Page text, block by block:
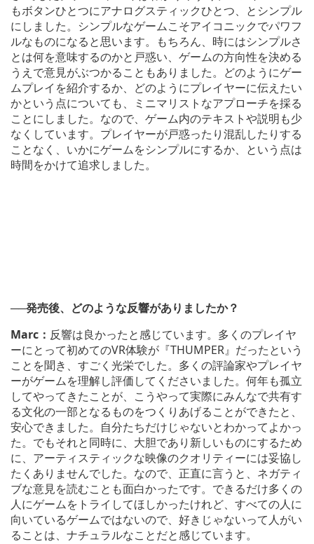
もボタンひとつにアナログスティックひとつ、とシンプル
にしました。シンプルなゲームこそアイコニックでパワフ
ルなものになると思います。もちろん、時にはシンプルさ
とは何を意味するのかと戸惑い、ゲームの方向性を決める
うえで意見がぶつかることもありました。どのようにゲー
ムプレイを紹介するか、どのようにプレイヤーに伝えたい
かという点についても、ミニマリストなアプローチを採る
ことにしました。なので、ゲーム内のテキストや説明も少
なくしています。プレイヤーが戸惑ったり混乱したりする
ことなく、いかにゲームをシンプルにするか、という点は
時間をかけて追求しました。
──発売後、どのような反響がありましたか？
Marc： 反響は良かったと感じています。多くのプレイヤ
ーにとって初めてのVR体験が『THUMPER』だったという
ことを聞き、すごく光栄でした。多くの評論家やプレイヤ
ーがゲームを理解し評価してくださいました。何年も孤立
してやってきたことが、こうやって実際にみんなで共有す
る文化の一部となるものをつくりあげることができたと、
安心できました。自分たちだけじゃないとわかってよかっ
た。でもそれと同時に、大胆であり新しいものにするため
に、アーティスティックな映像のクオリティーには妥協し
たくありませんでした。なので、正直に言うと、ネガティ
ブな意見を読むことも面白かったです。できるだけ多くの
人にゲームをトライしてほしかったけれど、すべての人に
向いているゲームではないので、好きじゃないって人がい
ることは、ナチュラルなことだと感じています。